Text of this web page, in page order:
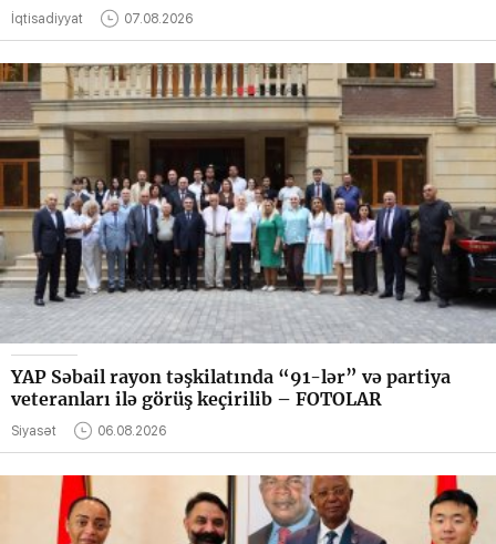
İqtisadiyyat 07.08.2026
YAP Səbail rayon təşkilatında “91-lər” və partiya
veteranları ilə görüş keçirilib – FOTOLAR
Siyasət 06.08.2026